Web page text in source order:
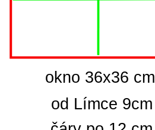
  okno 36x36 cm
od Límce 9cm